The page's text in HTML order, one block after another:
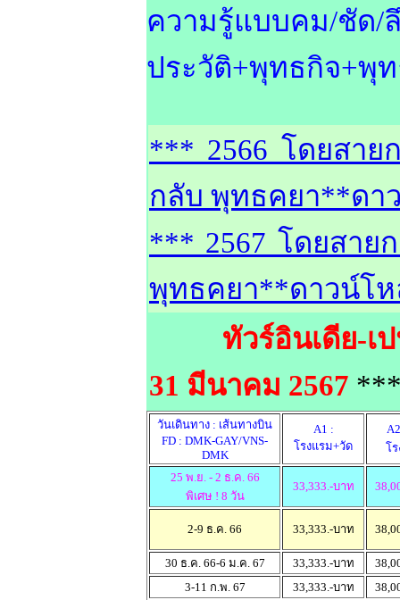
ความรู้แบบคม/
ประวัติ+พุทธกิจ+พุ
*** 2566 โดยสาย
กลับ พุทธคยา**ดา
*** 2567 โดยสาย
พุทธคยา**ดาวน์โ
ทัวร์อินเดีย-เ
31 มีนาคม 2567 ***
วันเดินทาง : เส้นทางบิน
FD : DMK-GAY/VNS-
DMK
A1 :
โรงแรม+วัด
โ
25 พ.ย. - 2 ธ.ค. 66
พิเศษ ! 8 วัน
33,333.-บาท
2-9 ธ.ค. 66 33,333.-บาท
30 ธ.ค. 66-6 ม.ค. 67 33,333.-บาท
3-11 ก.พ. 67
33,333.-บาท